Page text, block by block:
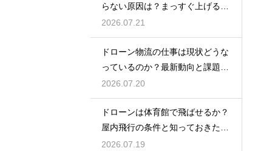
らない原因は？まっすぐ上げるた
めのコツを解説
2026.07.21
ドローン物流の仕事は現状どうな
っているのか？最新動向と課題を
解説
2026.07.20
ドローンは体育館で飛ばせるか？
屋内飛行の条件と知っておきたい
注意点
2026.07.19